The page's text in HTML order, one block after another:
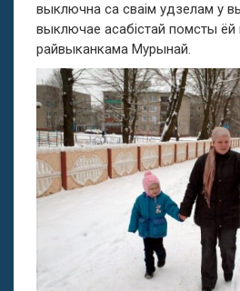
выключна са сваім удзелам у
выключае асабістай помсты ёй
райвыканкама Мурынай.